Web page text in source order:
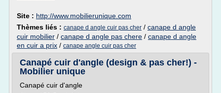
Site : http://www.mobilierunique.com
Thèmes liés : canape d angle cuir pas cher / canape d angle
cuir mobilier / canape d angle pas chere / canape d angle
en cuir a prix / canape angle cuir pas cher
Canapé cuir d'angle (design & pas cher!) -
Mobilier unique
Canapé cuir d'angle